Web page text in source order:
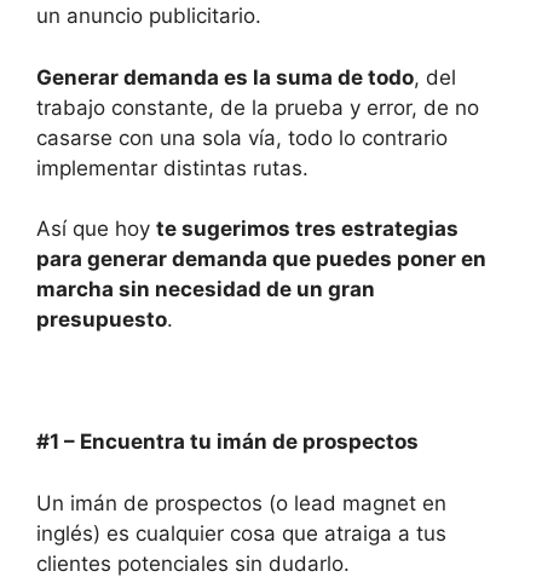
un anuncio publicitario.
Generar demanda es la suma de todo, del
trabajo constante, de la prueba y error, de no
casarse con una sola vía, todo lo contrario
implementar distintas rutas.
Así que hoy te sugerimos tres estrategias
para generar demanda que puedes poner en
marcha sin necesidad de un gran
presupuesto.
#1 – Encuentra tu imán de prospectos
Un imán de prospectos (o lead magnet en
inglés) es cualquier cosa que atraiga a tus
clientes potenciales sin dudarlo.